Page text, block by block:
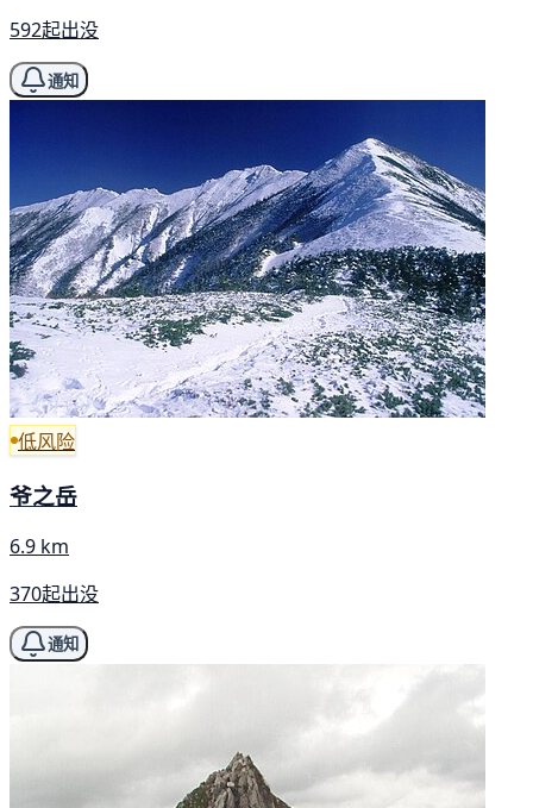
592起出没
通知
低风险
爷之岳
6.9 km
370起出没
通知